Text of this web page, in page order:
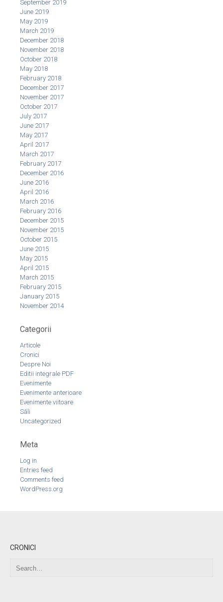
September 2019
June 2019
May 2019
March 2019
December 2018
November 2018
October 2018
May 2018
February 2018
December 2017
November 2017
October 2017
July 2017
June 2017
May 2017
April 2017
March 2017
February 2017
December 2016
June 2016
April 2016
March 2016
February 2016
December 2015
November 2015
October 2015
June 2015
May 2015
April 2015
March 2015
February 2015
January 2015
November 2014
Categorii
Articole
Cronici
Despre Noi
Editii integrale PDF
Evenimente
Evenimente anterioare
Evenimente viitoare
Săli
Uncategorized
Meta
Log in
Entries feed
Comments feed
WordPress.org
CRONICI